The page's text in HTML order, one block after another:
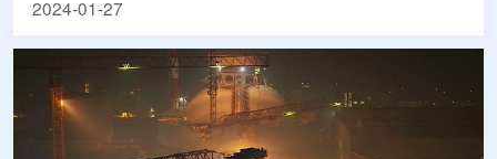
2024-01-27